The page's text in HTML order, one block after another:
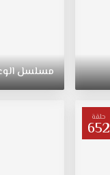
مسلسل
حلقة
652